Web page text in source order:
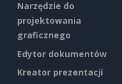
Narzędzie do
projektowania
graficznego
Edytor dokumentów
Kreator prezentacji